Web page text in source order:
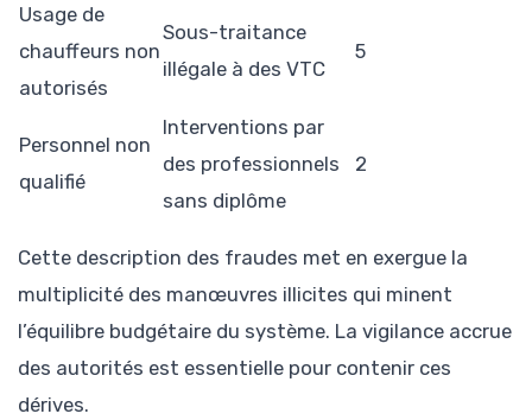
Usage de
chauffeurs non
autorisés
Sous-traitance
illégale à des VTC
5
Personnel non
qualifié
Interventions par
des professionnels
sans diplôme
2
Cette description des fraudes met en exergue la
multiplicité des manœuvres illicites qui minent
l’équilibre budgétaire du système. La vigilance accrue
des autorités est essentielle pour contenir ces
dérives.